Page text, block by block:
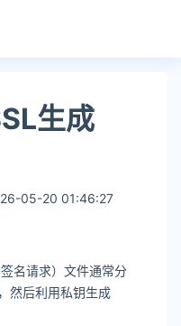
生成
05-20 01:46:27
名请求）文件通常分
然后利用私钥生成